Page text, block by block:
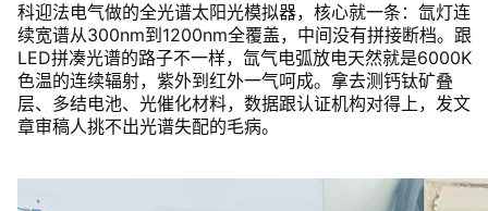
科迎法电气做的全光谱太阳光模拟器，核心就一条：氙灯连
续宽谱从300nm到1200nm全覆盖，中间没有拼接断档。跟
LED拼凑光谱的路子不一样，氙气电弧放电天然就是6000K
色温的连续辐射，紫外到红外一气呵成。拿去测钙钛矿叠
层、多结电池、光催化材料，数据跟认证机构对得上，发文
章审稿人挑不出光谱失配的毛病。